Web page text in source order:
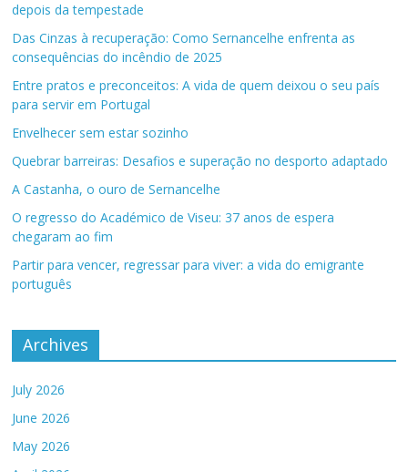
depois da tempestade
Das Cinzas à recuperação: Como Sernancelhe enfrenta as
consequências do incêndio de 2025
Entre pratos e preconceitos: A vida de quem deixou o seu país
para servir em Portugal
Envelhecer sem estar sozinho
Quebrar barreiras: Desafios e superação no desporto adaptado
A Castanha, o ouro de Sernancelhe
O regresso do Académico de Viseu: 37 anos de espera
chegaram ao fim
Partir para vencer, regressar para viver: a vida do emigrante
português
Archives
July 2026
June 2026
May 2026